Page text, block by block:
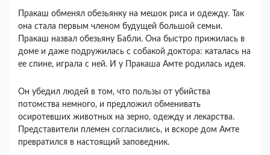
Пракаш обменял обезьянку на мешок риса и одежду. Так
она стала первым членом будущей большой семьи.
Пракаш назвал обезьяну Бабли. Она быстро прижилась в
доме и даже подружилась с собакой доктора: каталась на
ее спине, играла с ней. И у Пракаша Амте родилась идея.
Он убедил людей в том, что пользы от убийства
потомства немного, и предложил обменивать
осиротевших животных на зерно, одежду и лекарства.
Представители племен согласились, и вскоре дом Амте
превратился в настоящий заповедник.